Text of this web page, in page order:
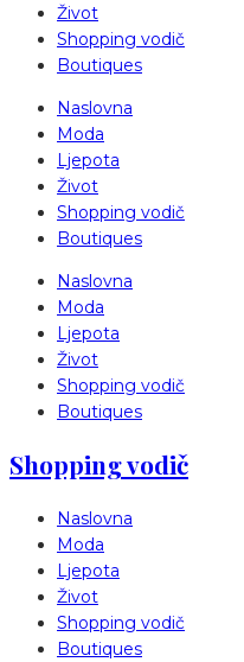
Život
Shopping vodič
Boutiques
Naslovna
Moda
Ljepota
Život
Shopping vodič
Boutiques
Naslovna
Moda
Ljepota
Život
Shopping vodič
Boutiques
Shopping vodič
Naslovna
Moda
Ljepota
Život
Shopping vodič
Boutiques